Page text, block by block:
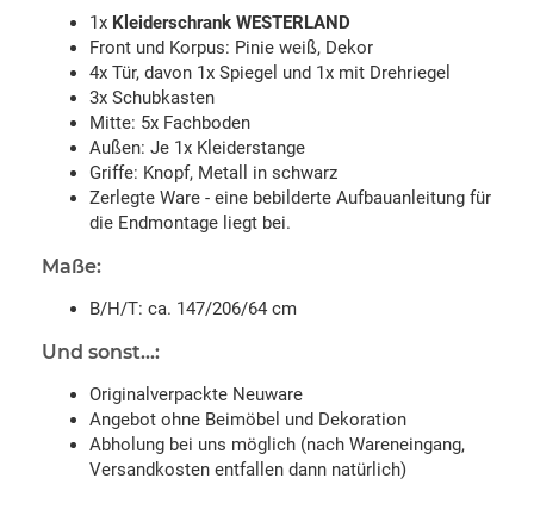
1x Kleiderschrank WESTERLAND
Front und Korpus: Pinie weiß, Dekor
4x Tür, davon 1x Spiegel und 1x mit Drehriegel
3x Schubkasten
Mitte: 5x Fachboden
Außen: Je 1x Kleiderstange
Griffe: Knopf, Metall in schwarz
Zerlegte Ware - eine bebilderte Aufbauanleitung für
die Endmontage liegt bei.
Maße:
B/H/T: ca. 147/206/64 cm
Und sonst...:
Originalverpackte Neuware
Angebot ohne Beimöbel und Dekoration
Abholung bei uns möglich (nach Wareneingang,
Versandkosten entfallen dann natürlich)